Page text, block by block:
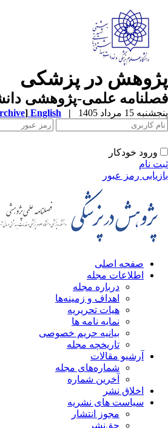
در پزشکی
علمی-پژوهشی
15 مرداد 1405 |
English
Archive]
ورود خودکار
نام
رمز عبور
صفحه اصلی
اطلاعات مجله
درباره مجله
اهداف و زمینه‌ها
هیات تحریریه
نمایه نامه ها
بیانیه حریم خصوصی
تاریخچه مجله
آرشیو مقالات
شماره‌های مجله
آخرین شماره
اخلاق نشر
سیاست های نشریه
مجوز انتشار
حق‌نشر